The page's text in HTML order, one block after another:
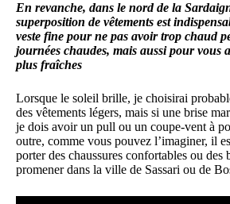
En revanche, dans le nord de la
superposition de vêtements est
veste fine pour ne pas avoir trop chaud
journées chaudes, mais aussi pour vous
plus fraîches
Lorsque le soleil brille, je choisirai
des vêtements légers, mais si une brise
je dois avoir un pull ou un coupe-vent à
outre, comme vous pouvez l’imaginer, il
porter des chaussures confortables ou des
promener dans la ville de Sassari ou de